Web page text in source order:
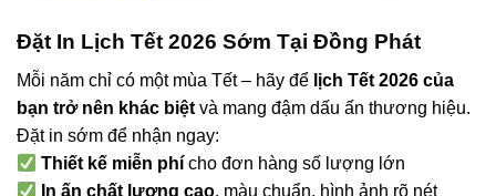
Đặt In Lịch Tết 2026 Sớm Tại Đồng Phát
Mỗi năm chỉ có một mùa Tết – hãy để lịch Tết 2026 của
bạn trở nên khác biệt và mang đậm dấu ấn thương hiệu.
Đặt in sớm để nhận ngay:
Thiết kế miễn phí cho đơn hàng số lượng lớn
In ấn chất lượng cao, màu chuẩn, hình ảnh rõ nét